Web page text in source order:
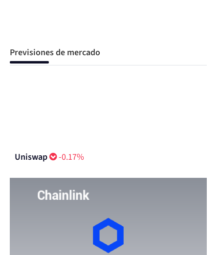
Previsiones de mercado
Uniswap -0.17%